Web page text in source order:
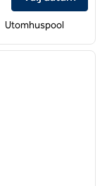
Utomhuspool
nästa